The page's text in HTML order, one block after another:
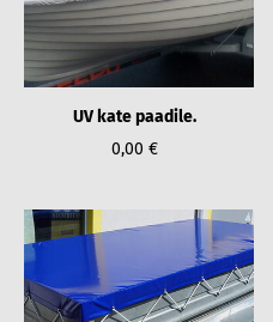
UV kate paadile.
0,00 €